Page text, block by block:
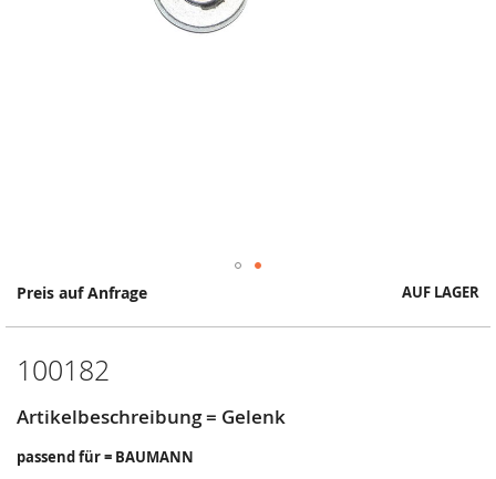
Preis auf Anfrage AUF LAGER
100182
Artikelbeschreibung = Gelenk
passend für = BAUMANN
Springe
Anfang
Bildergalerie